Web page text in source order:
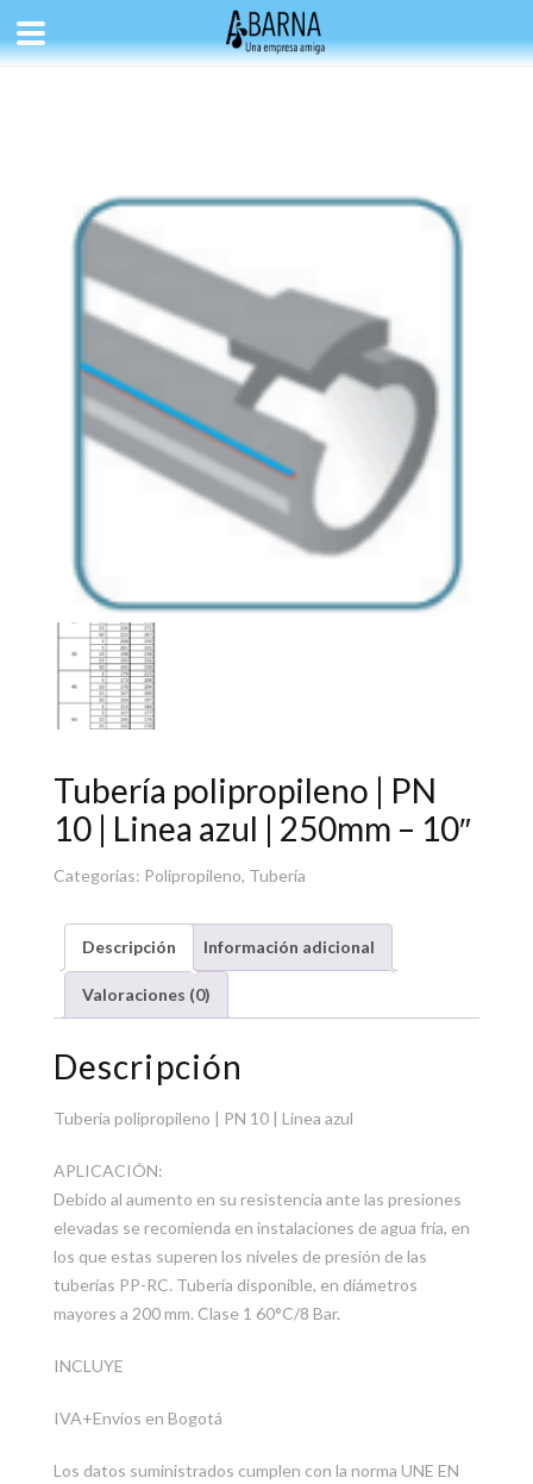
Tubería polipropileno | PN
10 | Linea azul | 250mm – 10″
Categorías: Polipropileno, Tubería
Descripción Información adicional
Valoraciones (0)
Descripción
Tubería polipropileno | PN 10 | Linea azul
APLICACIÓN:
Debido al aumento en su resistencia ante las presiones
elevadas se recomienda en instalaciones de agua fría, en
los que estas superen los niveles de presión de las
tuberías PP-RC. Tubería disponible, en diámetros
mayores a 200 mm. Clase 1 60°C/8 Bar.
INCLUYE
IVA+Envíos en Bogotá
Los datos suministrados cumplen con la norma UNE EN